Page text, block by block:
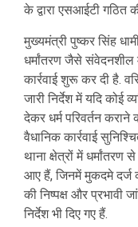
के द्वारा एसआईटी गठित
मुख्यमंत्री पुष्कर सिंह
धर्मांतरण जैसे संवेदनशील
कार्रवाई शुरू कर दी है.
जारी निर्देश में यदि
देकर धर्म परिवर्तन
वैधानिक कार्रवाई
थाना क्षेत्रों में
आए हैं, जिनमें मुकदमे दर्ज
की निष्पक्ष और
निर्देश भी दिए गए हैं.